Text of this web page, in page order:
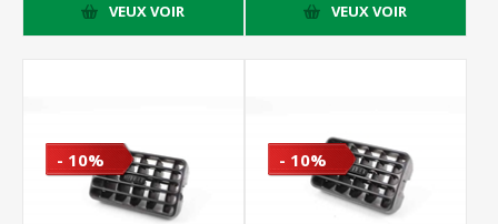
VEUX VOIR VEUX VOIR
- 10% - 10%